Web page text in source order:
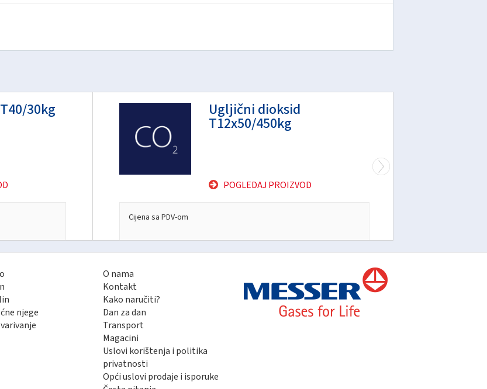
30kg Ugljični dioksid
T12x50/450kg
POGLEDAJ PROIZVOD
Cijena sa PDV-om
njege
O nama
Kontakt
Kako naručiti?
Dan za dan
Transport
Magacini
Uslovi korištenja i politika
privatnosti
Opći uslovi prodaje i isporuke